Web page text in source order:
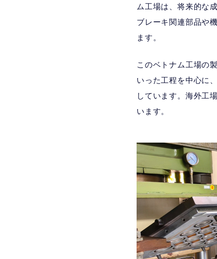
ム工場は、将来的な
ブレーキ関連部品や
ます。
このベトナム工場の
いった工程を中心に
しています。海外工
います。